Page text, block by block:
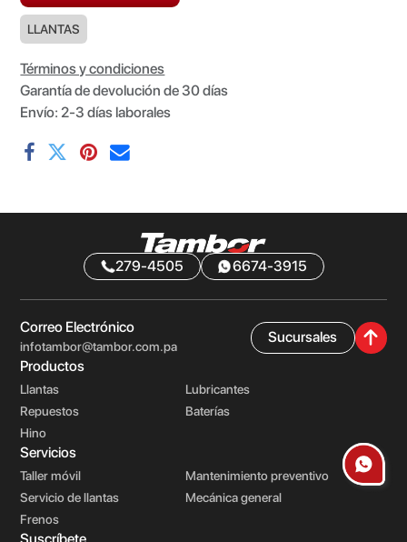
LLANTAS
Términos y condiciones
Garantía de devolución de 30 días
Envío: 2-3 días laborales
279-4505 6674-3915
Correo Electrónico
infotambor@tambor.com.pa
Sucursales
Productos
Llantas
Lubricantes
Repuestos
Baterías
Hino
Servicios
Taller móvil
Mantenimiento preventivo
Servicio de llantas
Mecánica general
Frenos